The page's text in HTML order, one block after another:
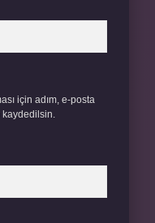
için adım, e-posta
kaydedilsin.